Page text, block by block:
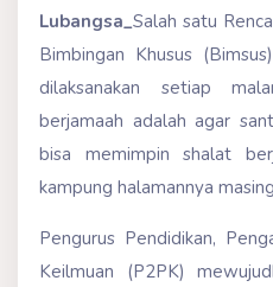
Lubangsa_Salah satu
Bimbingan Khusus
dilaksanakan setiap
berjamaah adalah agar
bisa memimpin shalat
kampung halamannya
Pengurus Pendidikan,
Keilmuan (P2PK)